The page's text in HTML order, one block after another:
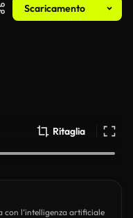
Scaricamento
Ritaglia
con l’intelligenza artificiale